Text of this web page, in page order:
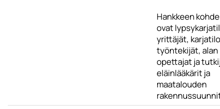
Hankkeen
ovat
yrittäjät,
työntekijät,
opettajat ja
eläinlääkärit ja
maatalouden